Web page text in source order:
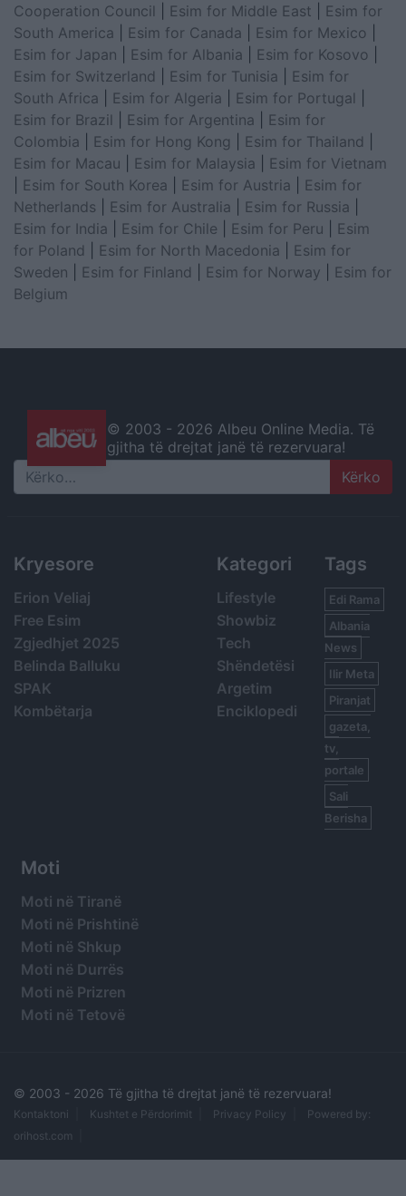
Cooperation Council
Esim for Middle East
Esim for
South America
Esim for Canada Esim for Mexico
Esim for Japan
Esim for Albania Esim for Kosovo
Esim for Switzerland
Esim for Tunisia
Esim for
South Africa
Esim for Algeria Esim for Portugal
Esim for Brazil
Esim for Argentina
Esim for
Colombia
Esim for Hong Kong Esim for Thailand
Esim for Macau
Esim for Malaysia
Esim for Vietnam
Esim for South Korea Esim for Austria
Esim for
Netherlands
Esim for Australia Esim for Russia
Esim for India
Esim for Chile Esim for Peru
Esim
for Poland
Esim for North Macedonia
Esim for
Sweden
Esim for Finland Esim for Norway
Esim for
Belgium
© 2003 - 2026 Albeu Online Media. Të
gjitha të drejtat janë të rezervuara!
Search
Kryesore
Erion Veliaj
Free Esim
Zgjedhjet 2025
Belinda Balluku
SPAK
Kombëtarja
Kategori
Lifestyle
Showbiz
Tech
Shëndetësi
Argetim
Enciklopedi
Tags
Edi Rama
Albania
News
Ilir Meta
Piranjat
gazeta,
tv,
portale
Sali
Berisha
Moti
Moti në Tiranë
Moti në Prishtinë
Moti në Shkup
Moti në Durrës
Moti në Prizren
Moti në Tetovë
© 2003 - 2026 Të gjitha të drejtat janë të rezervuara!
Kontaktoni Kushtet e Përdorimit Privacy Policy
Powered by:
orihost.com